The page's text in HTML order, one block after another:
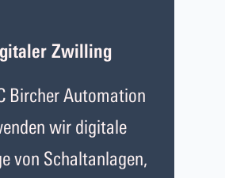
Zwilling
Bircher Automation
wir digitale
von Schaltanlagen,